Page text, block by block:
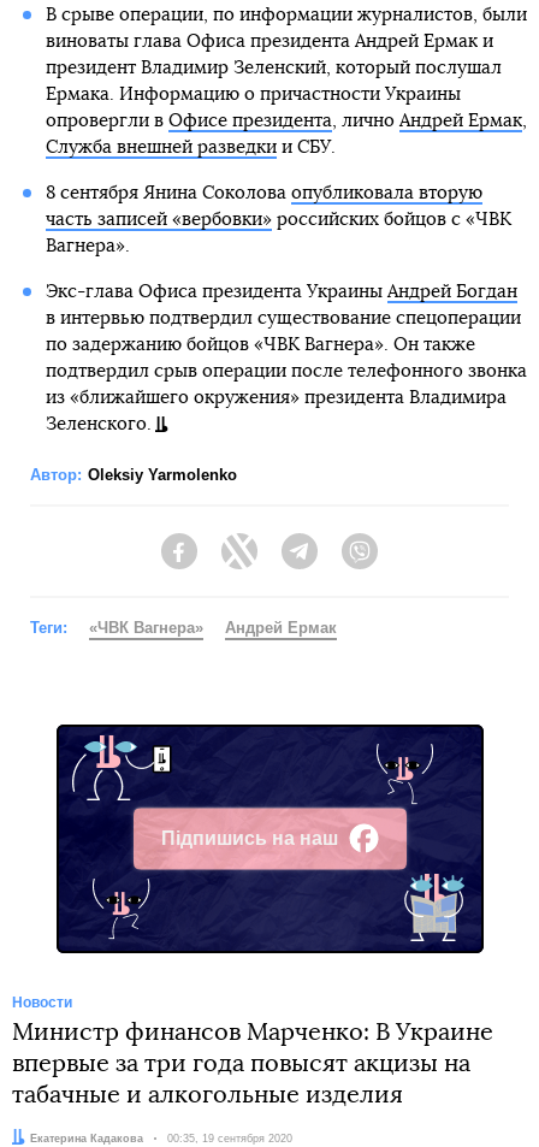
В срыве операции, по информации журналистов, были
виноваты глава Офиса президента Андрей Ермак и
президент Владимир Зеленский, который послушал
Ермака. Информацию о причастности Украины
опровергли в Офисе президента, личноАндрей Ермак,
Служба внешней разведкии СБУ.
8 сентября Янина Соколова опубликовала вторую
часть записей «вербовки»российских бойцов с «ЧВК
Вагнера».
Экс-глава Офиса президента УкраиныАндрей Богдан
в интервью подтвердил существование спецоперации
по задержанию бойцов «ЧВК Вагнера». Он также
подтвердил срыв операции после телефонного звонка
из «ближайшего окружения» президента Владимира
Зеленского.
Автор: Oleksiy Yarmolenko
FacebookTwitter Telegram
Теги: «ЧВК Вагнера» Андрей Ермак
Підпишись на наш
Facebook
Новости
Министр финансов Марченко: В Украине
впервые за три года повысят акцизы на
табачные и алкогольные изделия
Автор:Екатерина Кадакова Дата:
00:35, 19 сентября 2020